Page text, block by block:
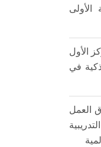
الأول
في
العمل